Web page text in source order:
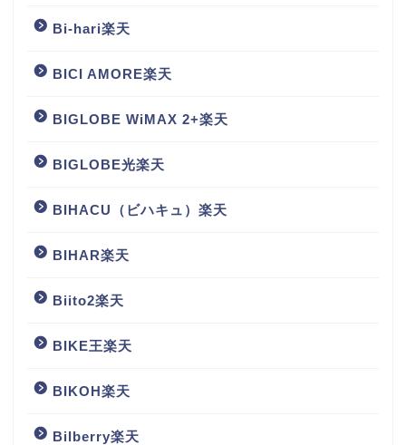
Bi-hari楽天
BICI AMORE楽天
BIGLOBE WiMAX 2+楽天
BIGLOBE光楽天
BIHACU（ビハキュ）楽天
BIHAR楽天
Biito2楽天
BIKE王楽天
BIKOH楽天
Bilberry楽天